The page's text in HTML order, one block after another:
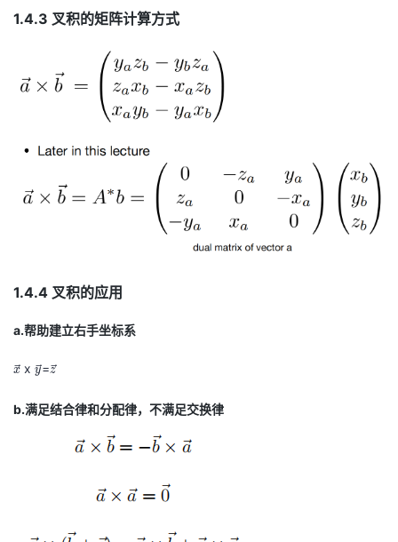
1.4.3 叉积的矩阵计算方式
1.4.4 叉积的应用
a.帮助建立右手坐标系
\
e
x x \
e
y=\
e
z
b.满足结合律和分配律，不满足交换律